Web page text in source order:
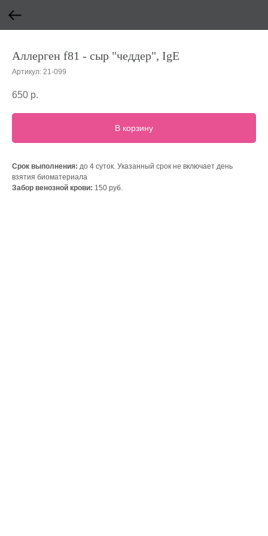
Аллерген f81 - сыр "чеддер", IgE
Артикул: 21-099
650 р.
В корзину
Срок выполнения: до 4 суток. Указанный срок не включает день
взятия биоматериала
Забор венозной крови: 150 руб.